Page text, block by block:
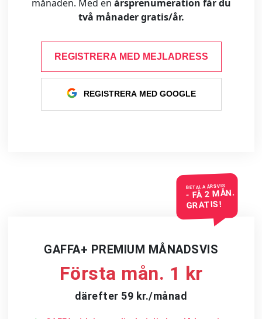
månaden. Med en årsprenumeration får du
två månader gratis/år.
REGISTRERA MED MEJLADRESS
REGISTRERA MED GOOGLE
BETALA ÅRSVIS
- FÅ 2 MÅN.
GRATIS!
GAFFA+ PREMIUM MÅNADSVIS
Första mån. 1 kr
därefter 59 kr./månad